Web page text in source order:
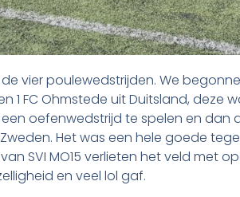
vier poulewedstrijden. We
FC Ohmstede uit Duitsland, deze
oefenwedstrijd te spelen en dan
Het was een hele goede
SVI MO15 verlieten het veld
en veel lol gaf.